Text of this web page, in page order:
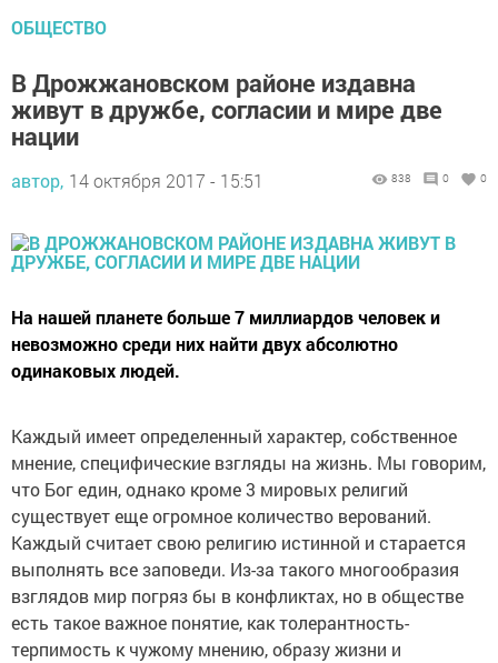
ОБЩЕСТВО
В Дрожжановском районе издавна
живут в дружбе, согласии и мире две
нации
автор, 14 октября 2017 - 15:51 838 0 0
На нашей планете больше 7 миллиардов человек и
невозможно среди них найти двух абсолютно
одинаковых людей.
Каждый имеет определенный характер, собственное
мнение, специфические взгляды на жизнь. Мы говорим,
что Бог един, однако кроме 3 мировых религий
существует еще огромное количество верований.
Каждый считает свою религию истинной и старается
выполнять все заповеди. Из-за такого многообразия
взглядов мир погряз бы в конфликтах, но в обществе
есть такое важное понятие, как толерантность-
терпимость к чужому мнению, образу жизни и